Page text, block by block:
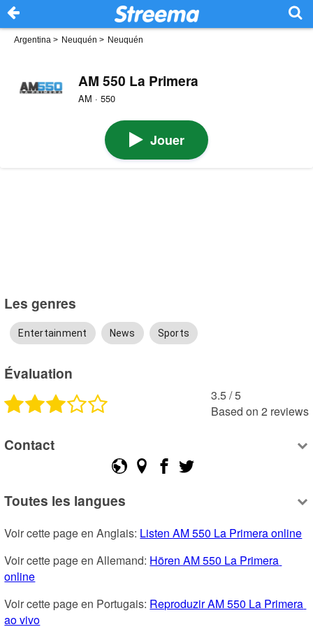
Argentina > Neuquén > Neuquén
AM 550 La Primera
AM · 550
Jouer
Les genres
Entertainment News Sports
Évaluation
3.5 /5
Based on 2 reviews
Contact
Toutes les langues
Voir cette page en Anglais: Listen AM 550 La Primera online
Voir cette page en Allemand: Hören AM 550 La Primera
online
Voir cette page en Portugais: Reproduzir AM 550 La Primera
ao vivo